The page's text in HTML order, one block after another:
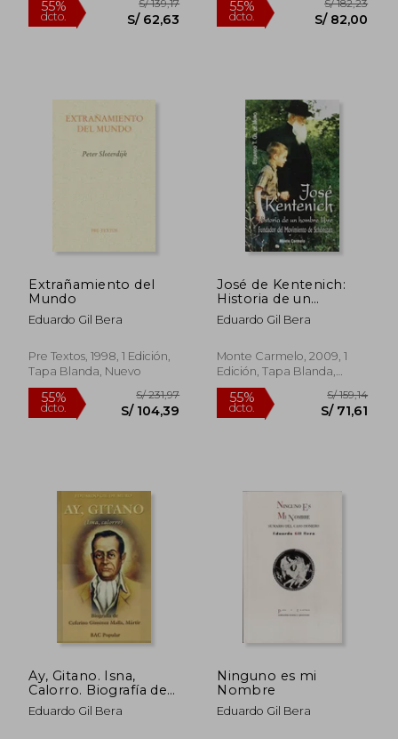
dcto. S/ 69,40 dcto.
55%
dcto.
Extrañamiento del
Mundo
Eduardo Gil Bera
Pre Textos, 1998, 1 Edición,
Tapa Blanda, Nuevo
José de Kentenich:
Historia de un
Hombre Libre
Fundador del
Schönstatt (Amigos
de Orar)
Eduardo Gil Bera
Monte Carmelo, 2009, 1
Edición, Tapa Blanda,
Usado
Ay, Gitano. Isna,
Calorro. Biografía de
Ceferino Giménez
Malla, Mártir (Popular)
Eduardo Gil Bera
Ninguno es mi
Nombre
Eduardo Gil Bera